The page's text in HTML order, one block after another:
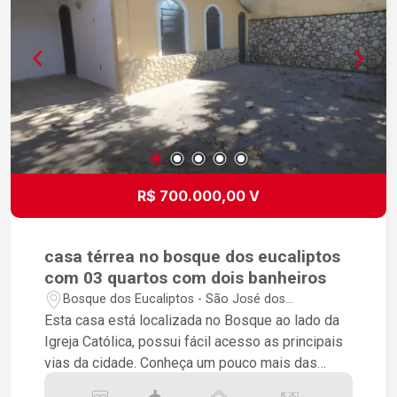
R$ 700.000,00 V
casa térrea no bosque dos eucaliptos
com 03 quartos com dois banheiros
Bosque dos Eucaliptos - São José dos
Campos/SP
Esta casa está localizada no Bosque ao lado da
Igreja Católica, possui fácil acesso as principais
vias da cidade. Conheça um pouco mais das